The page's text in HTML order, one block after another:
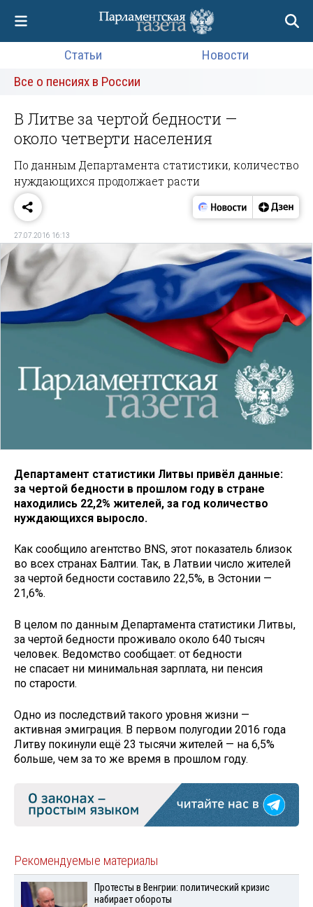
Статьи
Новости
Все о пенсиях в России
В Литве за чертой бедности —
около четверти населения
По данным Департамента статистики, количество
нуждающихся продолжает расти
27.07.2016 16:13
Департамент статистики Литвы привёл данные:
за чертой бедности в прошлом году в стране
находились 22,2% жителей, за год количество
нуждающихся выросло.
Как сообщило агентство BNS, этот показатель близок
во всех странах Балтии. Так, в Латвии число жителей
за чертой бедности составило 22,5%, в Эстонии —
21,6%.
В целом по данным Департамента статистики Литвы,
за чертой бедности проживало около 640 тысяч
человек. Ведомство сообщает: от бедности
не спасает ни минимальная зарплата, ни пенсия
по старости.
Одно из последствий такого уровня жизни —
активная эмиграция. В первом полугодии 2016 года
Литву покинули ещё 23 тысячи жителей — на 6,5%
больше, чем за то же время в прошлом году.
Рекомендуемые материалы
Протесты в Венгрии: политический кризис
набирает обороты